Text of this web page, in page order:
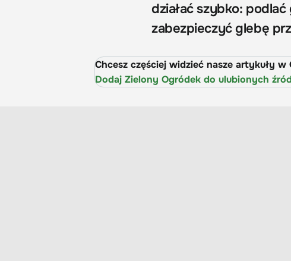
działać szybko:
zabezpieczyć glebę
Chcesz częściej widzieć nasze artykuły w
Dodaj Zielony Ogródek do ulubionych